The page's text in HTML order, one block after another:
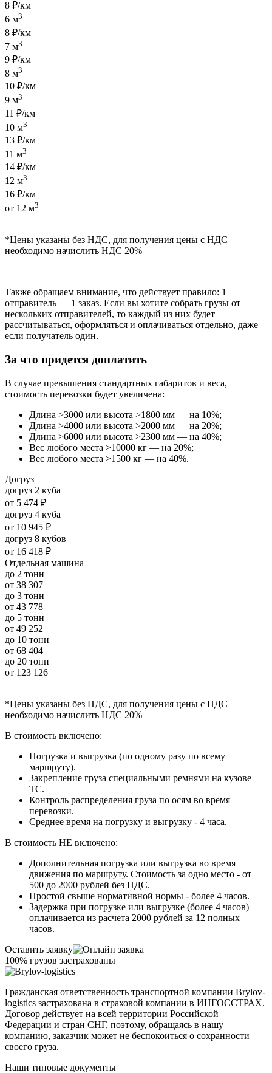
8 ₽/км
6 м3
8 ₽/км
7 м3
9 ₽/км
8 м3
10 ₽/км
9 м3
11 ₽/км
10 м3
13 ₽/км
11 м3
14 ₽/км
12 м3
16 ₽/км
от 12 м3
*Цены указаны без НДС, для получения цены с НДС
необходимо начислить НДС 20%
Также обращаем внимание, что действует правило: 1
отправитель — 1 заказ. Если вы хотите собрать грузы от
нескольких отправителей, то каждый из них будет
рассчитываться, оформляться и оплачиваться отдельно, даже
если получатель один.
За что придется доплатить
В случае превышения стандартных габаритов и веса,
стоимость перевозки будет увеличена:
Длина >3000 или высота >1800 мм — на 10%;
Длина >4000 или высота >2000 мм — на 20%;
Длина >6000 или высота >2300 мм — на 40%;
Вес любого места >10000 кг — на 20%;
Вес любого места >1500 кг — на 40%.
Догруз
догруз 2 куба
от 5 474 ₽
догруз 4 куба
от 10 945 ₽
догруз 8 кубов
от 16 418 ₽
Отдельная машина
до 2 тонн
от 38 307
до 3 тонн
от 43 778
до 5 тонн
от 49 252
до 10 тонн
от 68 404
до 20 тонн
от 123 126
*Цены указаны без НДС, для получения цены с НДС
необходимо начислить НДС 20%
В стоимость включено:
Погрузка и выгрузка (по одному разу по всему
маршруту).
Закрепление груза специальными ремнями на кузове
ТС.
Контроль распределения груза по осям во время
перевозки.
Среднее время на погрузку и выгрузку - 4 часа.
В стоимость НЕ включено:
Дополнительная погрузка или выгрузка во время
движения по маршруту. Стоимость за одно место - от
500 до 2000 рублей без НДС.
Простой свыше нормативной нормы - более 4 часов.
Задержка при погрузке или выгрузке (более 4 часов)
оплачивается из расчета 2000 рублей за 12 полных
часов.
Оставить заявку
100% грузов застрахованы
Гражданская ответственность транспортной компании Brylov-
logistics застрахована в страховой компании в ИНГОСCТРАХ.
Договор действует на всей территории Российской
Федерации и стран СНГ, поэтому, обращаясь в нашу
компанию, заказчик может не беспокоиться о сохранности
своего груза.
Наши типовые документы